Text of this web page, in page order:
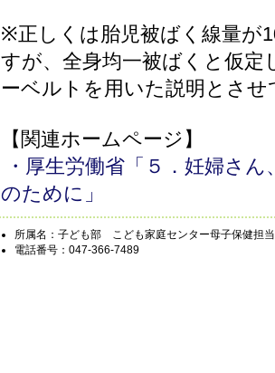
※正しくは胎児被ばく線量が
すが、全身均一被ばくと仮
ーベルトを用いた説明とさ
【関連ホームページ】
・厚生労働省「５．妊婦さ
のために」
所属名：子ども部 こども家庭センター母子保健担
電話番号：047-366-7489